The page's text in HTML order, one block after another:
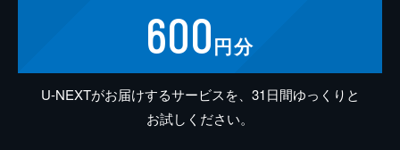
600円分
U-NEXTがお届けするサービスを、31日間ゆっくりと
お試しください。